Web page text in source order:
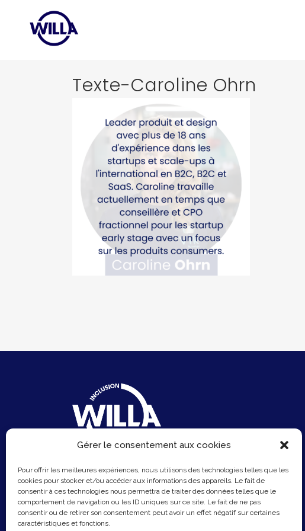
Gérer le consentement aux cookies
Pour offrir les meilleures expériences, nous utilisons des technologies telles que les
cookies pour stocker et/ou accéder aux informations des appareils. Le fait de
consentir à ces technologies nous permettra de traiter des données telles que le
comportement de navigation ou les ID uniques sur ce site. Le fait de ne pas
consentir ou de retirer son consentement peut avoir un effet négatif sur certaines
caractéristiques et fonctions.
Texte-Caroline Ohrn
6 Rue du Sentier
75002 Paris
Email :contact@hellowilla.co